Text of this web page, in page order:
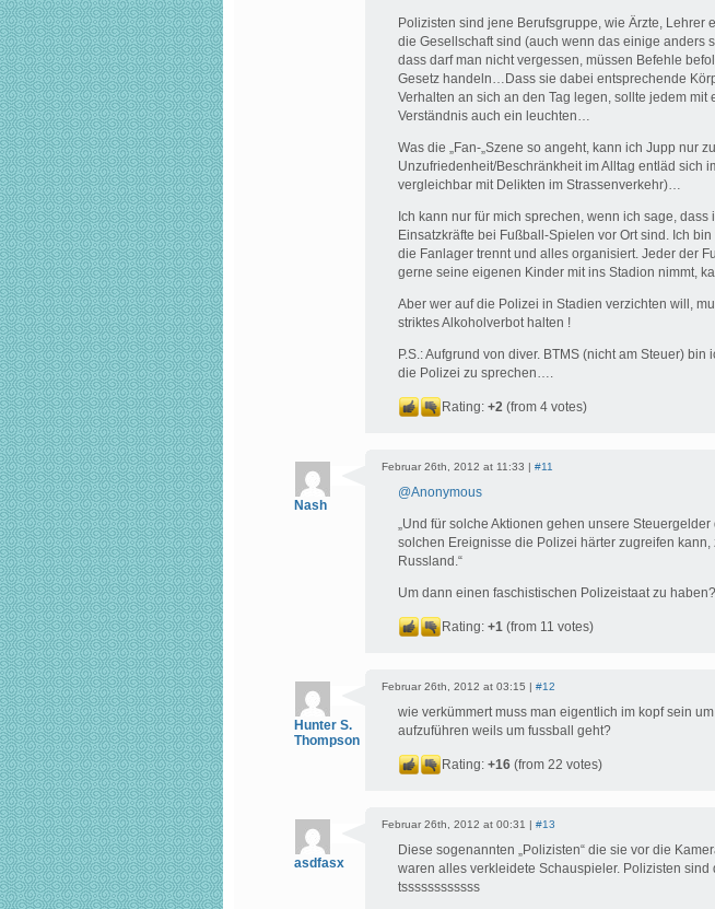
Polizisten sind jene Berufsgruppe, wie Ärzte, Lehrer
die Gesellschaft sind (auch wenn das einige anders
dass darf man nicht vergessen, müssen Befehle
Gesetz handeln…Dass sie dabei entsprechende
Verhalten an sich an den Tag legen, sollte jedem mit
Verständnis auch ein leuchten…
Was die „Fan-„Szene so angeht, kann ich Jupp nur
Unzufriedenheit/Beschränkheit im Alltag entläd sich
vergleichbar mit Delikten im Strassenverkehr)…
Ich kann nur für mich sprechen, wenn ich sage, dass
Einsatzkräfte bei Fußball-Spielen vor Ort sind. Ich
die Fanlager trennt und alles organisiert. Jeder der
gerne seine eigenen Kinder mit ins Stadion nimmt,
Aber wer auf die Polizei in Stadien verzichten will,
striktes Alkoholverbot halten !
P.S.: Aufgrund von diver. BTMS (nicht am Steuer) bin
die Polizei zu sprechen….
Rating: +2 (from 4 votes)
Nash
Februar 26th, 2012 at 11:33 | #11
@Anonymous
„Und für solche Aktionen gehen unsere Steuergelder
solchen Ereignisse die Polizei härter zugreifen kann,
Russland.“
Um dann einen faschistischen Polizeistaat zu
Rating: +1 (from 11 votes)
Hunter S.
Thompson
Februar 26th, 2012 at 03:15 | #12
wie verkümmert muss man eigentlich im kopf sein
aufzuführen weils um fussball geht?
Rating: +16 (from 22 votes)
asdfasx
Februar 26th, 2012 at 00:31 | #13
Diese sogenannten „Polizisten“ die sie vor die
waren alles verkleidete Schauspieler. Polizisten sind
tssssssssssss